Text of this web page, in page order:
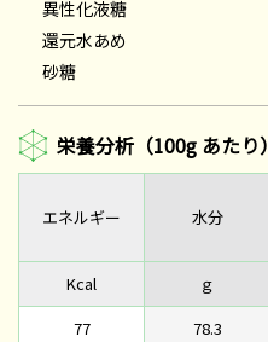
異性化液糖
還元水あめ
砂糖
栄養分析（100g あたり）
エネルギー
Kcal
77
水分
ｇ
78.3